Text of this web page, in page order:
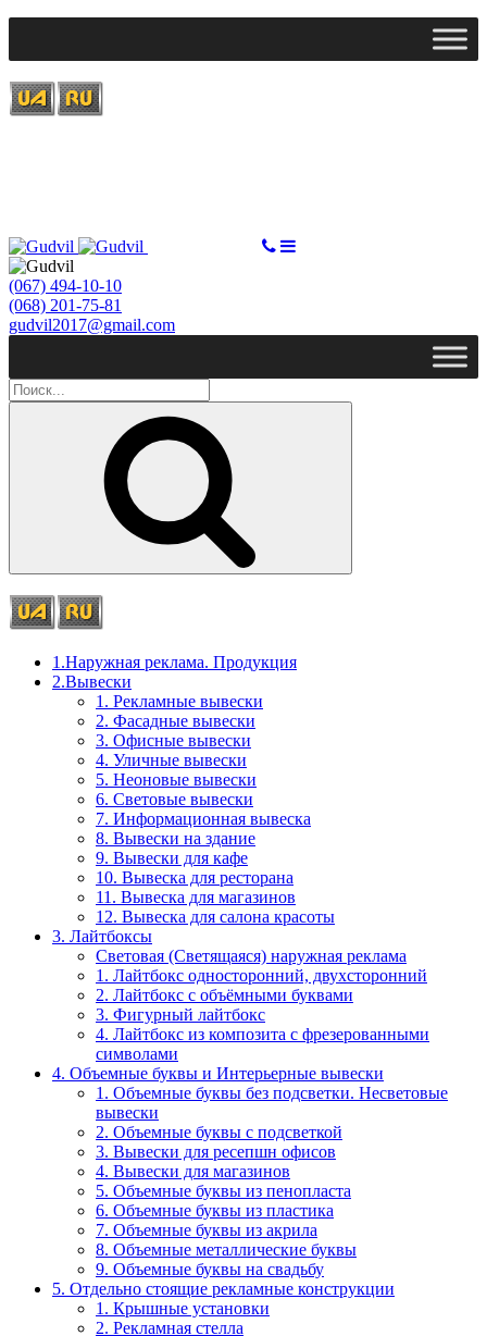
(067) 494-10-10
(068) 201-75-81
gudvil2017@gmail.com
Поиск
1.Наружная реклама. Продукция
2.Вывески
1. Рекламные вывески
2. Фасадные вывески
3. Офисные вывески
4. Уличные вывески
5. Неоновые вывески
6. Световые вывески
7. Информационная вывеска
8. Вывески на здание
9. Вывески для кафе
10. Вывеска для ресторана
11. Вывеска для магазинов
12. Вывеска для салона красоты
3. Лайтбоксы
Световая (Светящаяся) наружная реклама
1. Лайтбокс односторонний, двухсторонний
2. Лайтбокс с объёмными буквами
3. Фигурный лайтбокс
4. Лайтбокс из композита с фрезерованными
символами
4. Объемные буквы и Интерьерные вывески
1. Объемные буквы без подсветки. Несветовые
вывески
2. Объемные буквы с подсветкой
3. Вывески для ресепшн офисов
4. Вывески для магазинов
5. Объемные буквы из пенопласта
6. Объемные буквы из пластика
7. Объемные буквы из акрила
8. Объемные металлические буквы
9. Объемные буквы на свадьбу
5. Отдельно стоящие рекламные конструкции
1. Крышные установки
2. Рекламная стелла